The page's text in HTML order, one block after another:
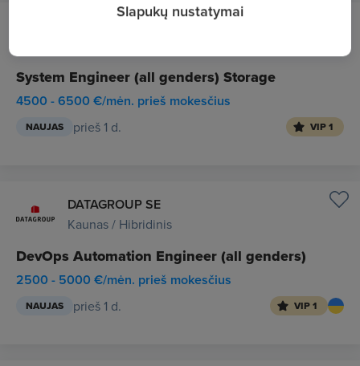
DATAGROUP Operations Lithuania UAB
System Engineer (all genders) Storage
4500 - 6500 €/mėn. prieš mokesčius
NAUJAS prieš 1 d. VIP 1
DATAGROUP SE
Kaunas / Hibridinis
DevOps Automation Engineer (all genders)
2500 - 5000 €/mėn. prieš mokesčius
NAUJAS prieš 1 d. VIP 1
Slapukų nustatymai